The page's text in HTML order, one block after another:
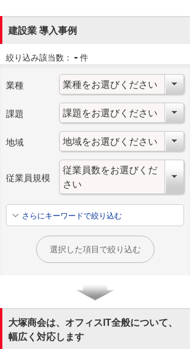
建設業 導入事例
絞り込み該当数： - 件
業種
課題
地域
従業員規模
さらにキーワードで絞り込む
選択した項目で絞り込む
大塚商会は、オフィスIT全般について、
幅広く対応します